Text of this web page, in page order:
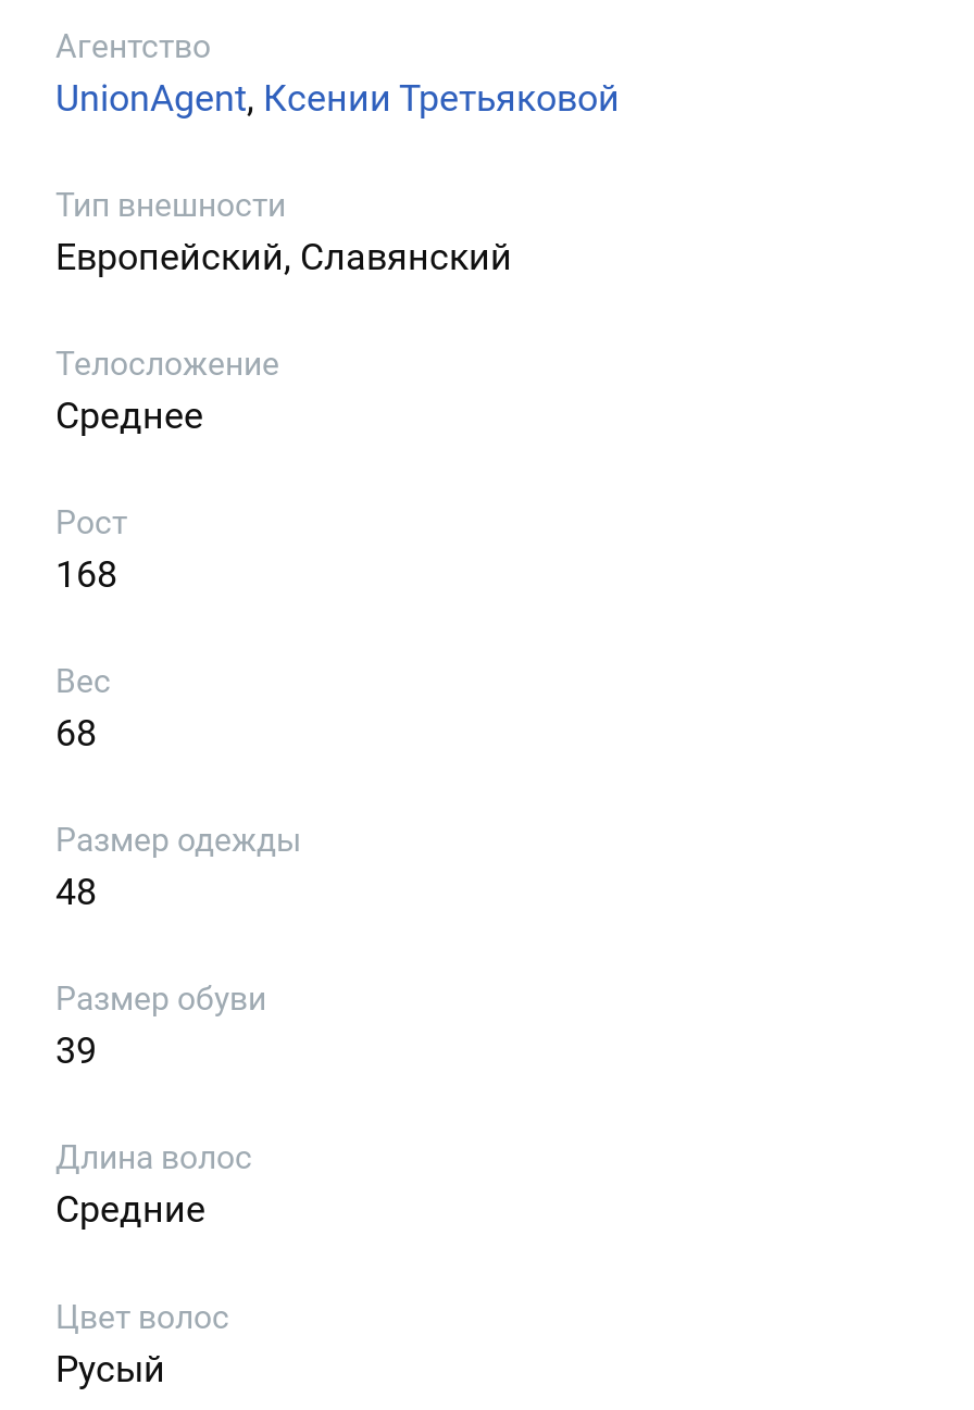
Агентство
UnionAgent, Ксении Третьяковой
Тип внешности
Европейский, Славянский
Телосложение
Среднее
Рост
168
Вес
68
Размер одежды
48
Размер обуви
39
Длина волос
Средние
Цвет волос
Русый